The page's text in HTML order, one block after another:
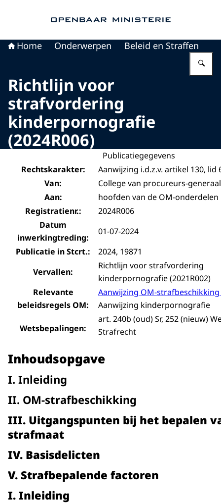
Home Onderwerpen Beleid en Straffen
Richtlijn voor
strafvordering
kinderpornografie
(2024R006)
Publicatiegegevens
Rechtskarakter:
Aanwijzing i.d.z.v. artikel 130, lid
Van:
College van procureurs-generaal
Aan:
hoofden van de OM-onderdelen
Registratienr.:
2024R006
Datum
inwerkingtreding:
01-07-2024
Publicatie in Stcrt.:
2024, 19871
Vervallen:
Richtlijn voor strafvordering
kinderpornografie (2021R002)
Relevante
beleidsregels OM:
Aanwijzing OM-strafbeschikking
Aanwijzing kinderpornografie
Wetsbepalingen:
art. 240b (oud) Sr, 252 (nieuw)
Strafrecht
Inhoudsopgave
I. Inleiding
II. OM-strafbeschikking
III. Uitgangspunten bij het bepalen
strafmaat
IV. Basisdelicten
V. Strafbepalende factoren
I. Inleiding